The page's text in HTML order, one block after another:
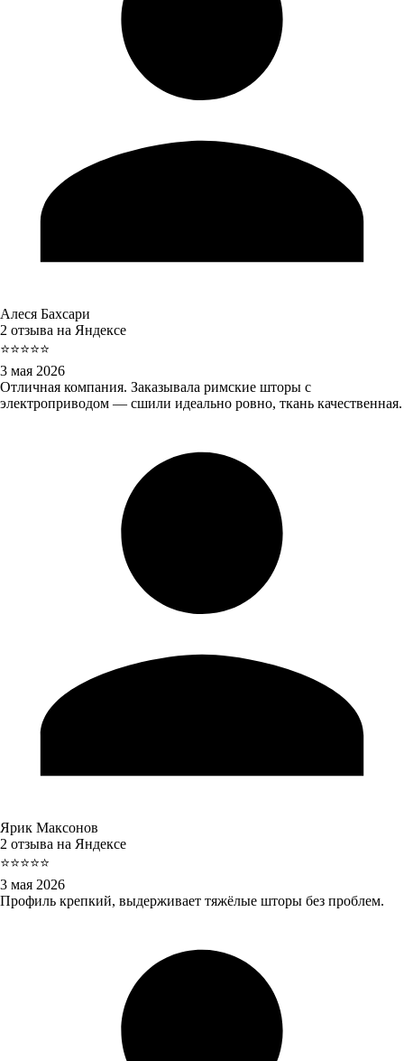
Алеся Бахсари
2 отзыва на Яндексе
⭐⭐⭐⭐⭐
3 мая 2026
Отличная компания. Заказывала римские шторы с
электроприводом — сшили идеально ровно, ткань качественная.
Ярик Максонов
2 отзыва на Яндексе
⭐⭐⭐⭐⭐
3 мая 2026
Профиль крепкий, выдерживает тяжёлые шторы без проблем.